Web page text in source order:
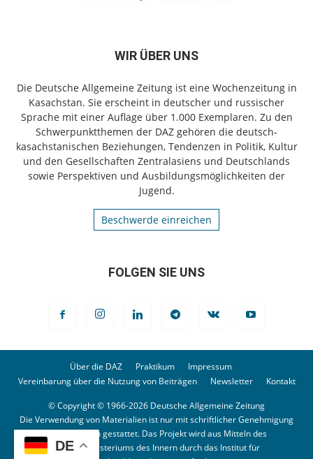
WIR ÜBER UNS
Die Deutsche Allgemeine Zeitung ist eine Wochenzeitung in
Kasachstan. Sie erscheint in deutscher und russischer
Sprache mit einer Auflage über 1.000 Exemplaren. Zu den
Schwerpunktthemen der DAZ gehören die deutsch-
kasachstanischen Beziehungen, Tendenzen in Politik, Kultur
und den Gesellschaften Zentralasiens und Deutschlands
sowie Perspektiven und Ausbildungsmöglichkeiten der
Jugend.
Beschwerde einreichen
FOLGEN SIE UNS
Über die DAZ Praktikum
Impressum
Vereinbarung über die Nutzung von Beiträgen
Newsletter Kontakt
© Copyright © 1966-2026 Deutsche Allgemeine Zeitung
Die Verwendung von Materialien ist nur mit schriftlicher Genehmigung
der Redaktion gestattet. Das Projekt wird aus Mitteln des
Bundesministeriums des Innern durch das Institut für
DE